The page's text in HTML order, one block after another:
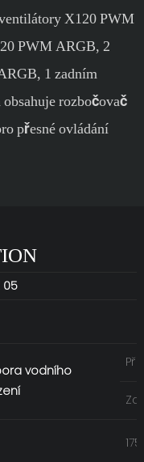
X120 PWM
PWM ARGB, 2
1 zadním
rozbočovač
přesné ovládání
05
vodního